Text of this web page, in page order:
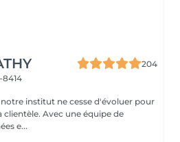
204
institut ne cesse d'évoluer pour
clientèle. Avec une équipe de
e...